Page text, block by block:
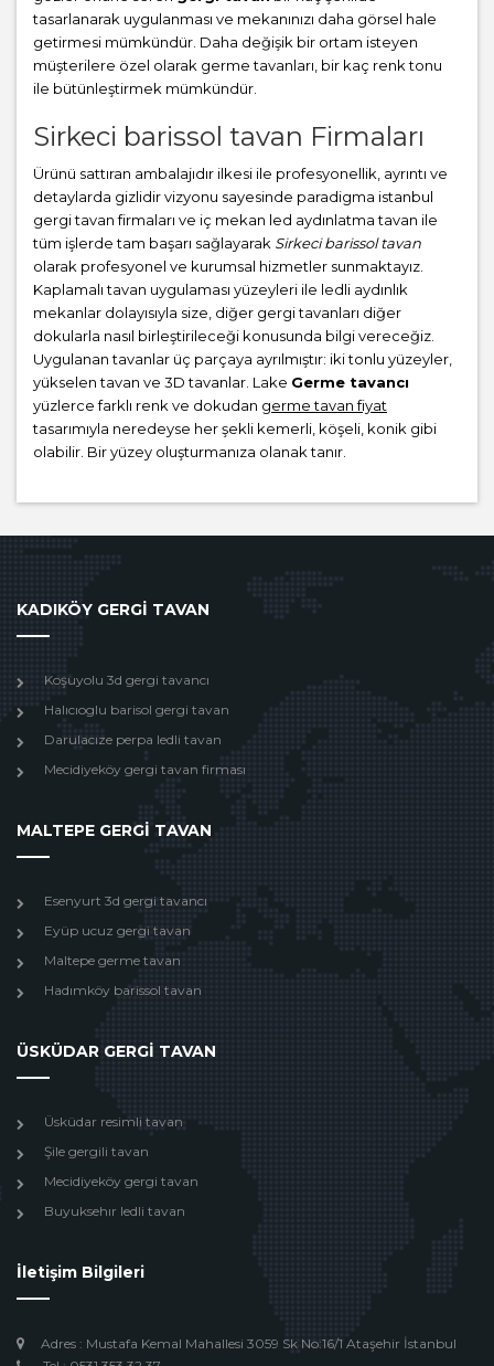
tasarlanarak uygulanması ve mekanınızı daha görsel hale
getirmesi mümkündür. Daha değişik bir ortam isteyen
müşterilere özel olarak germe tavanları, bir kaç renk tonu
ile bütünleştirmek mümkündür.
Sirkeci barissol tavan Firmaları
Ürünü sattıran ambalajıdır ilkesi ile profesyonellik, ayrıntı ve
detaylarda gizlidir vizyonu sayesinde paradigma istanbul
gergi tavan firmaları ve iç mekan led aydınlatma tavan ile
tüm işlerde tam başarı sağlayarak Sirkeci barissol tavan
olarak profesyonel ve kurumsal hizmetler sunmaktayız.
Kaplamalı tavan uygulaması yüzeyleri ile ledli aydınlık
mekanlar dolayısıyla size, diğer gergi tavanları diğer
dokularla nasıl birleştirileceği konusunda bilgi vereceğiz.
Uygulanan tavanlar üç parçaya ayrılmıştır: iki tonlu yüzeyler,
yükselen tavan ve 3D tavanlar. Lake Germe tavancı
yüzlerce farklı renk ve dokudan germe tavan fiyat
tasarımıyla neredeyse her şekli kemerli, köşeli, konik gibi
olabilir. Bir yüzey oluşturmanıza olanak tanır.
KADIKÖY GERGİ TAVAN
Koşuyolu 3d gergi tavancı
Halıcıoglu barisol gergi tavan
Darulacıze perpa ledli tavan
Mecidiyeköy gergi tavan firması
MALTEPE GERGİ TAVAN
Esenyurt 3d gergi tavancı
Eyüp ucuz gergi tavan
Maltepe germe tavan
Hadımköy barissol tavan
ÜSKÜDAR GERGİ TAVAN
Üsküdar resimli tavan
Şile gergili tavan
Mecidiyeköy gergi tavan
Buyuksehır ledli tavan
İletişim Bilgileri
Adres : Mustafa Kemal Mahallesi 3059 Sk No:16/1 Ataşehir İstanbul